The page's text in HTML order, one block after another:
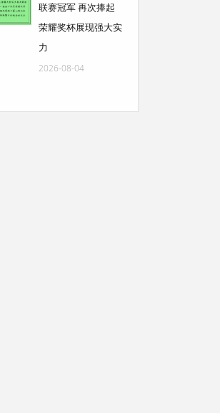
联赛冠军 再次捧起
荣耀奖杯展现强大实
力
2026-08-04